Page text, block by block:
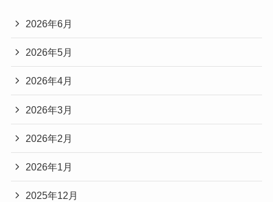
2026年6月
2026年5月
2026年4月
2026年3月
2026年2月
2026年1月
2025年12月